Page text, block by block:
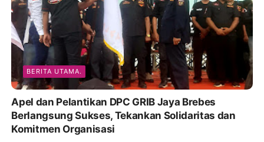
BERITA UTAMA.
Apel dan Pelantikan DPC GRIB Jaya Brebes
Berlangsung Sukses, Tekankan Solidaritas dan
Komitmen Organisasi